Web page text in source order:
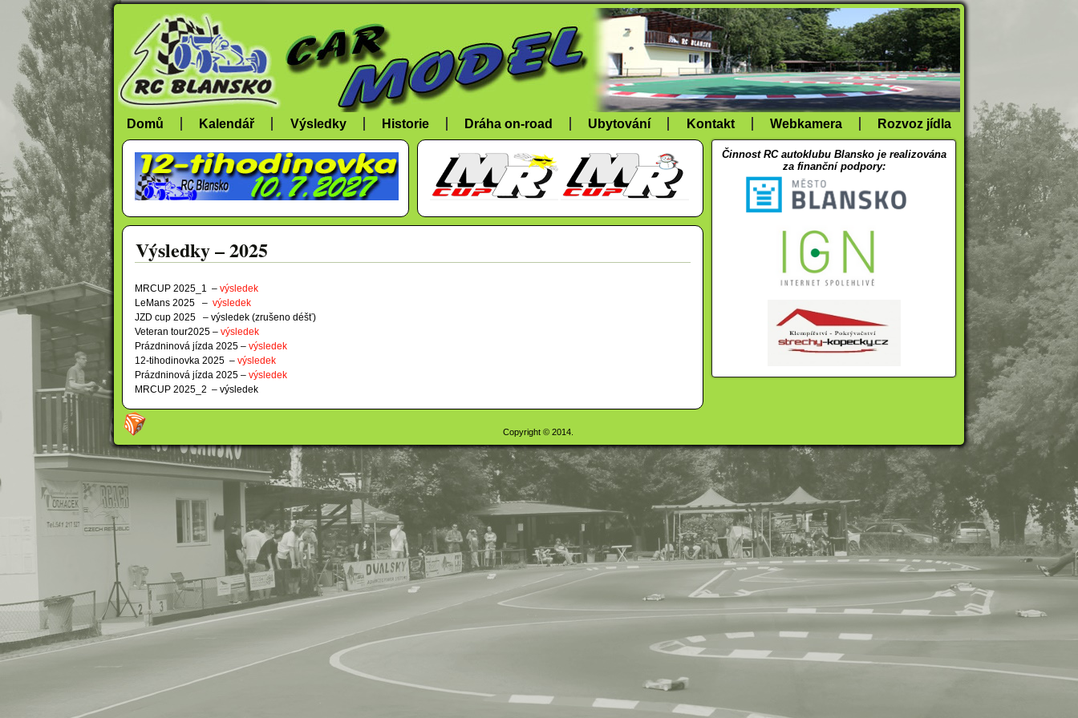
Domů Kalendář Výsledky Historie Dráha on-road Ubytování Kontakt Webkamera Rozvoz jídla
Výsledky – 2025
MRCUP 2025_1 – výsledek
LeMans 2025 – výsledek
JZD cup 2025 – výsledek (zrušeno déšť)
Veteran tour2025 – výsledek
Prázdninová jízda 2025 – výsledek
12-tihodinovka 2025 – výsledek
Prázdninová jízda 2025 – výsledek
MRCUP 2025_2 – výsledek
Činnost RC autoklubu Blansko je realizována
za finanční podpory:
Copyright © 2014.